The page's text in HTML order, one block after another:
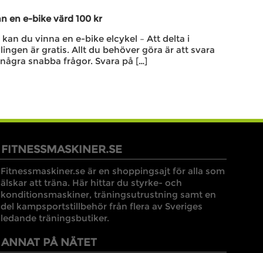
en e-bike värd 100 kr
kan du vinna en e-bike elcykel – Att delta i
är gratis. Allt du behöver göra är att svara
snabba frågor. Svara på […]
FITNESSMASKINER.SE
Fitnessmaskiner.se är en shoppingsajt för alla som
älskar att träna. Här hittar du styrke- och
konditionsmaskiner, träningsutrustning samt en
del kampsportstillbehör från flera av Sveriges
ledande träningsbutiker.
ANNAT PÅ NÄTET